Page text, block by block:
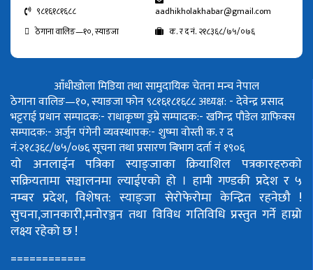
९८१६१८१६८८
aadhikholakhabar@gmail.com
ठेगाना वालिङ—१०, स्याङजा
क. र द नं. २१८३६८/७५/०७६
आँधीखोला मिडिया तथा सामुदायिक चेतना मन्च नेपाल
ठेगाना वालिङ—१०, स्याङजा फोन ९८१६१८१६८८अध्यक्ष: - देवेन्द्र प्रसाद
भट्टराईप्रधान सम्पादक:- राधाकृष्ण डुम्रेसम्पादक:- खगिन्द्र पौडेलग्राफिक्स
सम्पादक:- अर्जुन पंगेनीव्यवस्थापक:- शुष्मा वोस्तीक. र द
नं.२१८३६८/७५/०७६सूचना तथा प्रसारण बिभाग दर्ता नं १९०६
यो अनलाईन पत्रिका स्याङ्जाका क्रियाशिल पत्रकारहरुको
सक्रियतामा सञ्चालनमा ल्याईएको हो । हामी गण्डकी प्रदेश र ५
नम्बर प्रदेश, विशेषत: स्याङ्जा सेरोफेरोमा केन्द्रित रहनेछौ !
सुचना,जानकारी,मनोरञ्जन तथा विविध गतिविधि प्रस्तुत गर्ने हाम्रो
लक्ष्य रहेको छ !
============